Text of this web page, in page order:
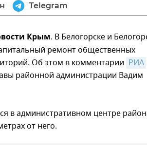
Telegram
Крым. В Белогорске и
ремонт общественных
Об этом в комментарии РИА
районной администрации Вадим
в административном центре
от него.